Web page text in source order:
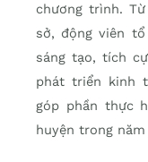
chương trình.
sở, động viên
sáng tạo, tích
phát triển kinh
góp phần thực
huyện trong